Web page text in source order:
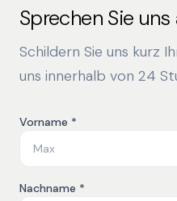
Sprechen Sie uns
Schildern Sie uns kurz
uns innerhalb von 24
Vorname *
Nachname *